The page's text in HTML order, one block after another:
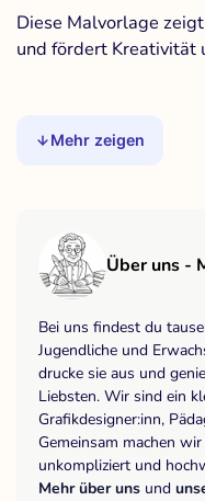
Diese Malvorlage
und fördert Kreativität
Mehr zeigen
Über uns -
Bei uns findest du
Jugendliche und
drucke sie aus und
Liebsten. Wir sind ein
Grafikdesigner:inn,
Gemeinsam machen
unkompliziert und
Mehr über uns und